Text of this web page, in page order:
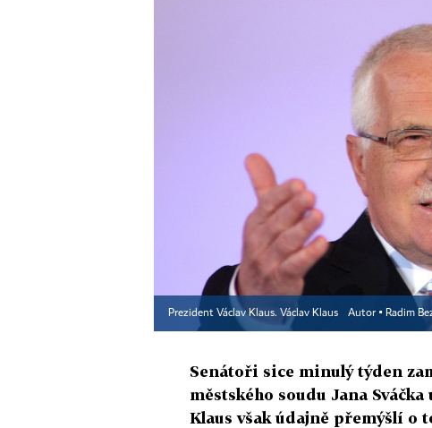
Prezident Václav Klaus. Václav Klaus Autor ▪ Radim
Senátoři sice minulý týden
městského soudu Jana
Klaus však údajně přemýšlí o